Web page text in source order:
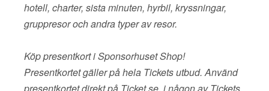
hotell, charter, sista minuten, hyrbil, kryssningar,
gruppresor och andra typer av resor.
Köp presentkort i Sponsorhuset Shop!
Presentkortet gäller på hela Tickets utbud. Använd